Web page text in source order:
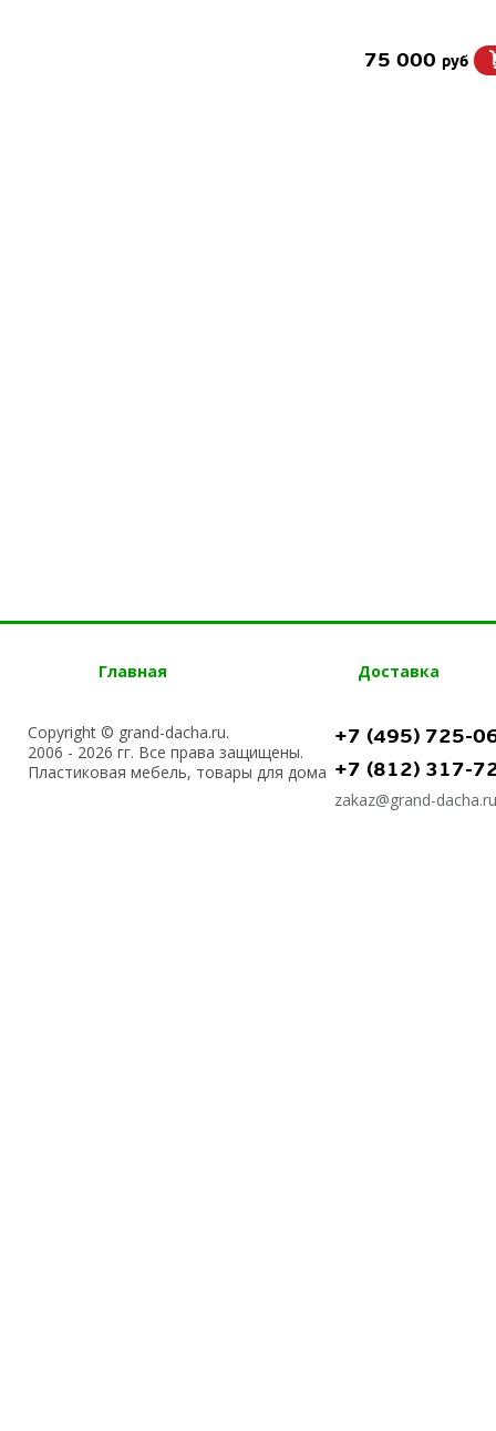
75 000 руб
Главная Доставка
Copyright © grand-dacha.ru.
2006 - 2026 гг. Все права защищены.
Пластиковая мебель, товары для дома
+7 (495) 725-
+7 (812) 317-
zakaz@grand-dacha.ru